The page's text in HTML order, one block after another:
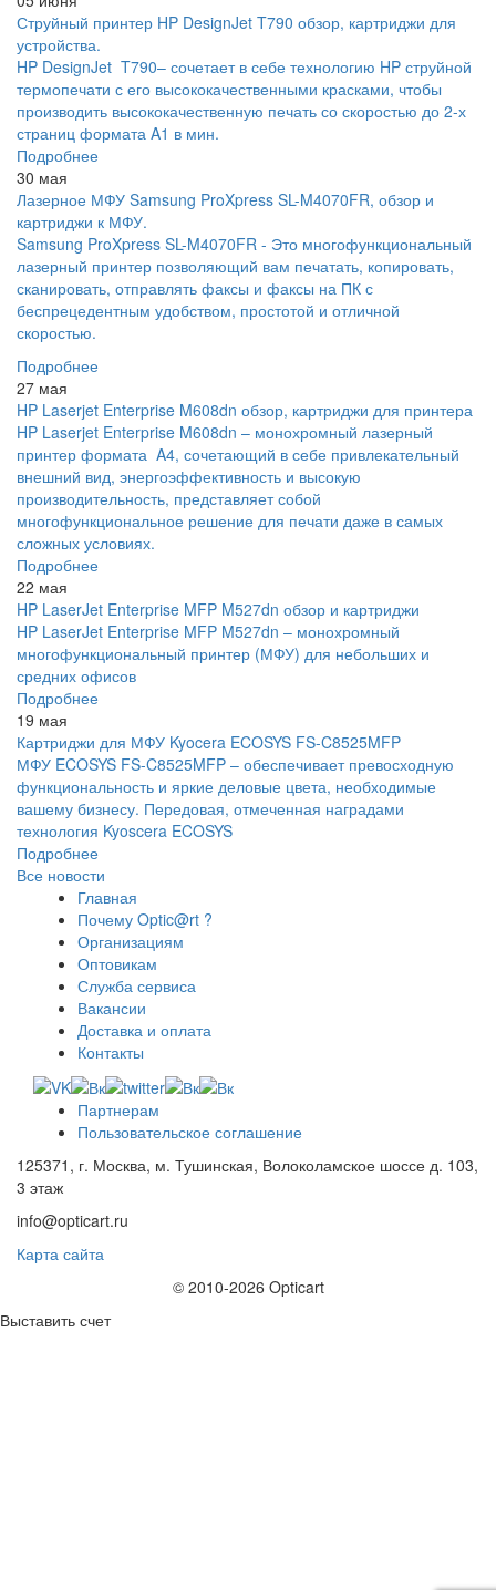
Струйный принтер HP DesignJet T790 обзор, картриджи для
устройства.
HP DesignJet T790– сочетает в себе технологию HP струйной
термопечати с его высококачественными красками, чтобы
производить высококачественную печать со скоростью до 2-х
страниц формата A1 в мин.
Подробнее
30 мая
Лазерное МФУ Samsung ProXpress SL-M4070FR, обзор и
картриджи к МФУ.
Samsung ProXpress SL-M4070FR - Это многофункциональный
лазерный принтер позволяющий вам печатать, копировать,
сканировать, отправлять факсы и факсы на ПК с
беспрецедентным удобством, простотой и отличной
скоростью.
Подробнее
27 мая
HP Laserjet Enterprise M608dn обзор, картриджи для принтера
HP Laserjet Enterprise M608dn – монохромный лазерный
принтер формата A4, сочетающий в себе привлекательный
внешний вид, энергоэффективность и высокую
производительность, представляет собой
многофункциональное решение для печати даже в самых
сложных условиях.
Подробнее
22 мая
HP LaserJet Enterprise MFP M527dn обзор и картриджи
HP LaserJet Enterprise MFP M527dn – монохромный
многофункциональный принтер (МФУ) для небольших и
средних офисов
Подробнее
19 мая
Картриджи для МФУ Kyocera ECOSYS FS-C8525MFP
МФУ ECOSYS FS-C8525MFP – обеспечивает превосходную
функциональность и яркие деловые цвета, необходимые
вашему бизнесу. Передовая, отмеченная наградами
технология Kyoscera ECOSYS
Подробнее
Все новости
Главная
Почему Optic@rt ?
Организациям
Оптовикам
Служба сервиса
Вакансии
Доставка и оплата
Контакты
Партнерам
Пользовательское соглашение
125371, г. Москва, м. Тушинская, Волоколамское шоссе д. 103,
3 этаж
info@opticart.ru
Карта сайта
© 2010-2026 Opticart
Выставить счет